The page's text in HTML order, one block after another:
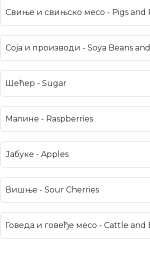
Свиње и свињско месо - Pigs and
Соја и производи - Soya Beans
Шећер - Sugar
Малине - Raspberries
Јабуке - Apples
Вишње - Sour Cherries
Говеда и говеђе месо - Cattle and